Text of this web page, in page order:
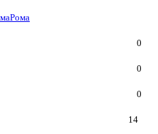
Рома
0
0
0
14